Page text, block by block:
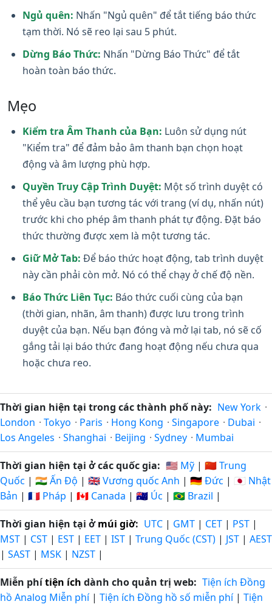
Ngủ quên: Nhấn "Ngủ quên" để tắt tiếng báo thức
tạm thời. Nó sẽ reo lại sau 5 phút.
Dừng Báo Thức: Nhấn "Dừng Báo Thức" để tắt
hoàn toàn báo thức.
Mẹo
Kiểm tra Âm Thanh của Bạn: Luôn sử dụng nút
"Kiểm tra" để đảm bảo âm thanh bạn chọn hoạt
động và âm lượng phù hợp.
Quyền Truy Cập Trình Duyệt: Một số trình duyệt có
thể yêu cầu bạn tương tác với trang (ví dụ, nhấn nút)
trước khi cho phép âm thanh phát tự động. Đặt báo
thức thường được xem là một tương tác.
Giữ Mở Tab: Để báo thức hoạt động, tab trình duyệt
này cần phải còn mở. Nó có thể chạy ở chế độ nền.
Báo Thức Liên Tục: Báo thức cuối cùng của bạn
(thời gian, nhãn, âm thanh) được lưu trong trình
duyệt của bạn. Nếu bạn đóng và mở lại tab, nó sẽ cố
gắng tải lại báo thức đang hoạt động nếu chưa qua
hoặc chưa reo.
Thời gian hiện tại trong các thành phố này: New York ·
London · Tokyo · Paris · Hong Kong · Singapore · Dubai ·
Los Angeles · Shanghai · Beijing · Sydney · Mumbai
Thời gian hiện tại ở các quốc gia: 🇺🇸 Mỹ | 🇨🇳 Trung
Quốc | 🇮🇳 Ấn Độ | 🇬🇧 Vương quốc Anh | 🇩🇪 Đức | 🇯🇵 Nhật
Bản | 🇫🇷 Pháp | 🇨🇦 Canada | 🇦🇺 Úc | 🇧🇷 Brazil |
Thời gian hiện tại ởmúi giờ: UTC | GMT | CET | PST |
MST | CST | EST | EET | IST | Trung Quốc (CST) | JST | AEST
| SAST | MSK | NZST |
Miễn phítiện ích dành cho quản trị web: Tiện ích Đồng
hồ Analog Miễn phí| Tiện ích Đồng hồ số miễn phí| Tiện